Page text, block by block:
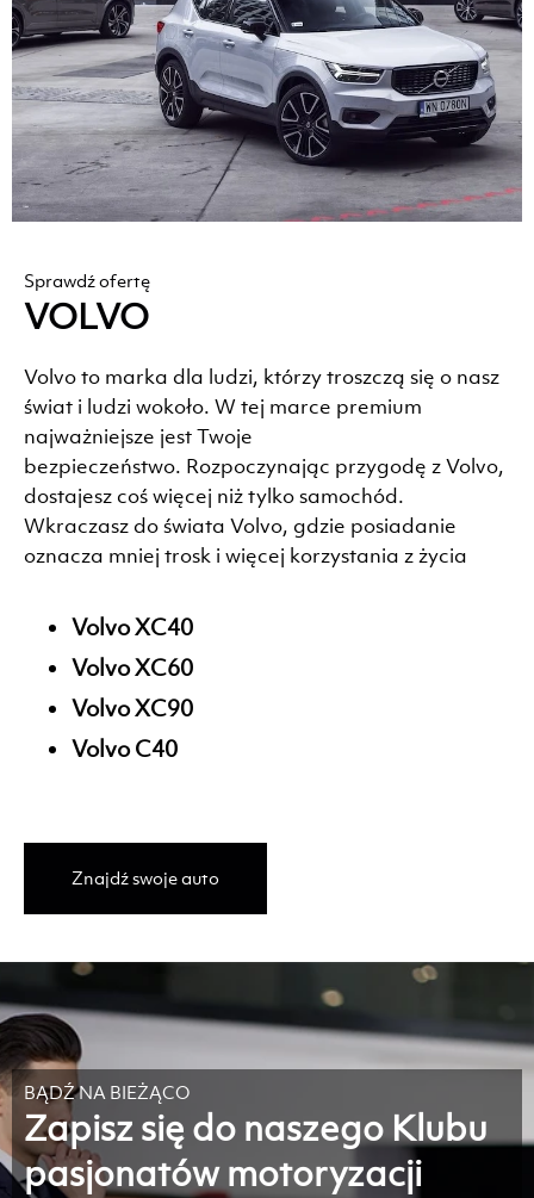
Sprawdź ofertę
VOLVO
Volvo to marka dla ludzi, którzy troszczą się o nasz
świat i ludzi wokoło. W tej marce premium
najważniejsze jest Twoje
bezpieczeństwo. Rozpoczynając przygodę z Volvo,
dostajesz coś więcej niż tylko samochód.
Wkraczasz do świata Volvo, gdzie posiadanie
oznacza mniej trosk i więcej korzystania z życia
Volvo XC40
Volvo XC60
Volvo XC90
Volvo C40
Znajdź swoje auto
BĄDŹ NA BIEŻĄCO
Zapisz się do naszego Klubu
pasjonatów motoryzacji